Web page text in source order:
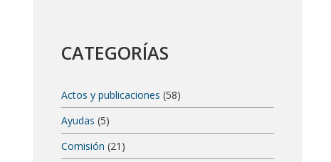
CATEGORÍAS
Actos y publicaciones (58)
Ayudas (5)
Comisión (21)